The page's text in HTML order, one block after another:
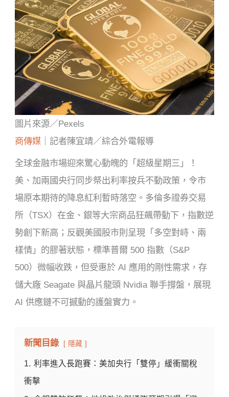
圖片來源／Pexels
商傳媒 ｜記者陳宜靖／綜合外電報導
全球金融市場迎來驚心動魄的「超級星期三」！
美、加兩國央行同步祭出利率按兵不動政策，令市
場原本期待的降息紅利暫時落空。多倫多證券交易
所（TSX）在金、銀等大宗商品狂飆帶動下，指數逆
勢創下新高；反觀美國股市則呈現「多空對峙、兩
樣情」的膠著狀態，標準普爾 500 指數（S&P
500）微幅收跌，但受惠於 AI 應用的剛性需求，存
儲大廠 Seagate 與晶片龍頭 Nvidia 聯手撐盤，展現
AI 供應鏈不可撼動的護盤實力。
新聞目錄 隱藏
1. 利率進入長跑賽：美加央行「雙停」緩衝關稅
衝擊